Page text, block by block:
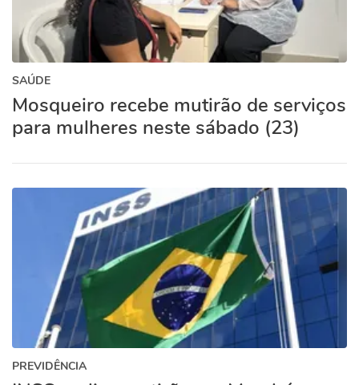
SAÚDE
Mosqueiro recebe mutirão de serviços
para mulheres neste sábado (23)
PREVIDÊNCIA